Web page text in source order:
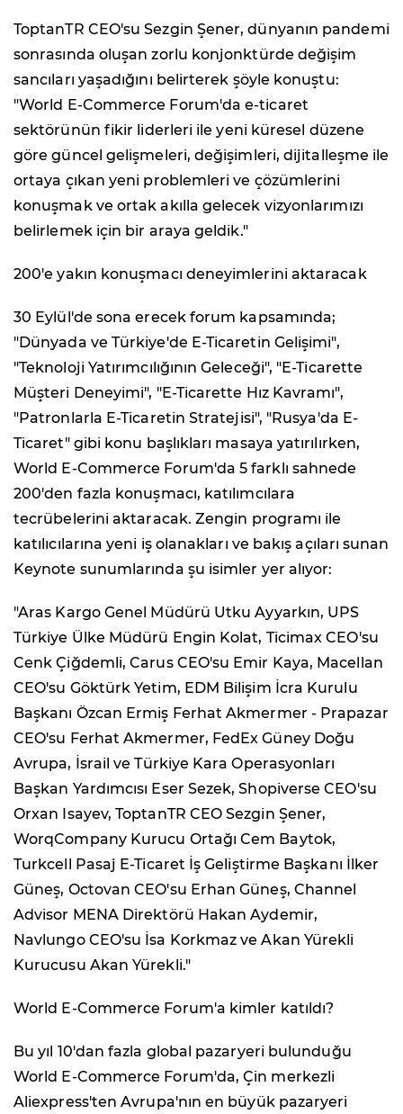
ToptanTR CEO'su Sezgin Şener, dünyanın pandemi
sonrasında oluşan zorlu konjonktürde değişim
sancıları yaşadığını belirterek şöyle konuştu:
"World E-Commerce Forum'da e-ticaret
sektörünün fikir liderleri ile yeni küresel düzene
göre güncel gelişmeleri, değişimleri, dijitalleşme ile
ortaya çıkan yeni problemleri ve çözümlerini
konuşmak ve ortak akılla gelecek vizyonlarımızı
belirlemek için bir araya geldik."
200'e yakın konuşmacı deneyimlerini aktaracak
30 Eylül'de sona erecek forum kapsamında;
"Dünyada ve Türkiye'de E-Ticaretin Gelişimi",
"Teknoloji Yatırımcılığının Geleceği", "E-Ticarette
Müşteri Deneyimi", "E-Ticarette Hız Kavramı",
"Patronlarla E-Ticaretin Stratejisi", "Rusya'da E-
Ticaret" gibi konu başlıkları masaya yatırılırken,
World E-Commerce Forum'da 5 farklı sahnede
200'den fazla konuşmacı, katılımcılara
tecrübelerini aktaracak. Zengin programı ile
katılıcılarına yeni iş olanakları ve bakış açıları sunan
Keynote sunumlarında şu isimler yer alıyor:
"Aras Kargo Genel Müdürü Utku Ayyarkın, UPS
Türkiye Ülke Müdürü Engin Kolat, Ticimax CEO'su
Cenk Çiğdemli, Carus CEO'su Emir Kaya, Macellan
CEO'su Göktürk Yetim, EDM Bilişim İcra Kurulu
Başkanı Özcan Ermiş Ferhat Akmermer - Prapazar
CEO'su Ferhat Akmermer, FedEx Güney Doğu
Avrupa, İsrail ve Türkiye Kara Operasyonları
Başkan Yardımcısı Eser Sezek, Shopiverse CEO'su
Orxan Isayev, ToptanTR CEO Sezgin Şener,
WorqCompany Kurucu Ortağı Cem Baytok,
Turkcell Pasaj E-Ticaret İş Geliştirme Başkanı İlker
Güneş, Octovan CEO'su Erhan Güneş, Channel
Advisor MENA Direktörü Hakan Aydemir,
Navlungo CEO'su İsa Korkmaz ve Akan Yürekli
Kurucusu Akan Yürekli."
World E-Commerce Forum'a kimler katıldı?
Bu yıl 10'dan fazla global pazaryeri bulunduğu
World E-Commerce Forum'da, Çin merkezli
Aliexpress'ten Avrupa'nın en büyük pazaryeri